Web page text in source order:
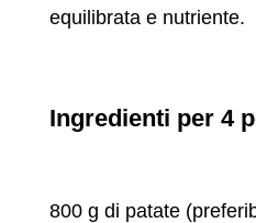
equilibrata e nutriente.
Ingredienti per 4
800 g di patate